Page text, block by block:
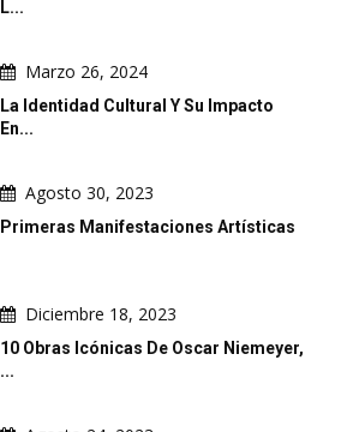
L...
Marzo 26, 2024
La Identidad Cultural Y Su Impacto
En...
Agosto 30, 2023
Primeras Manifestaciones Artísticas
Diciembre 18, 2023
10 Obras Icónicas De Oscar Niemeyer,
...